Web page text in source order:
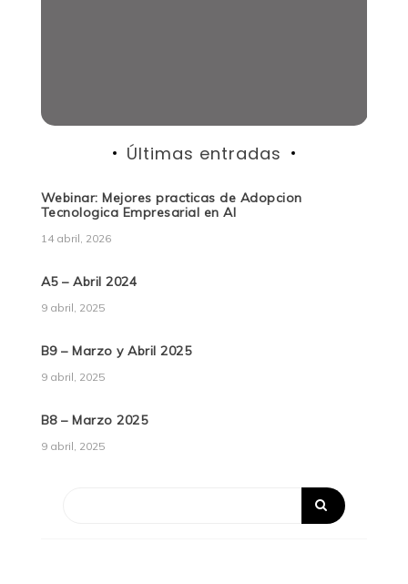
Últimas entradas
Webinar: Mejores practicas de Adopcion
Tecnologica Empresarial en AI
14 abril, 2026
A5 – Abril 2024
9 abril, 2025
B9 – Marzo y Abril 2025
9 abril, 2025
B8 – Marzo 2025
9 abril, 2025